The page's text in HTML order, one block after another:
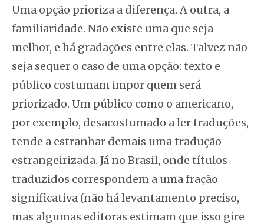
Uma opção prioriza a diferença. A outra, a
familiaridade. Não existe uma que seja
melhor, e há gradações entre elas. Talvez não
seja sequer o caso de uma opção: texto e
público costumam impor quem será
priorizado. Um público como o americano,
por exemplo, desacostumado a ler traduções,
tende a estranhar demais uma tradução
estrangeirizada. Já no Brasil, onde títulos
traduzidos correspondem a uma fração
significativa (não há levantamento preciso,
mas algumas editoras estimam que isso gire